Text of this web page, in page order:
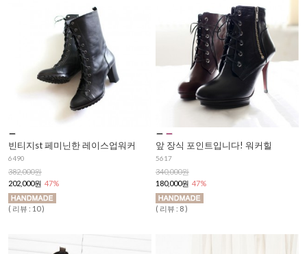
빈티지st 페미닌한 레이스업워커
6490
382,000원
202,000원 47%
( 리뷰 : 10 )
앞 장식 포인트입니다! 워커힐
5617
340,000원
180,000원 47%
( 리뷰 : 8 )